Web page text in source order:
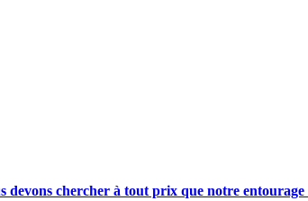
devons chercher à tout prix que notre